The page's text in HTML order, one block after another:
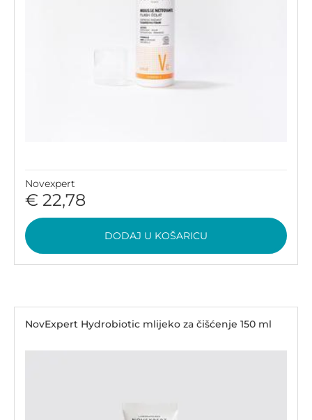
Novexpert
€ 22,78
DODAJ U KOŠARICU
NovExpert Hydrobiotic mlijeko za čišćenje 150 ml